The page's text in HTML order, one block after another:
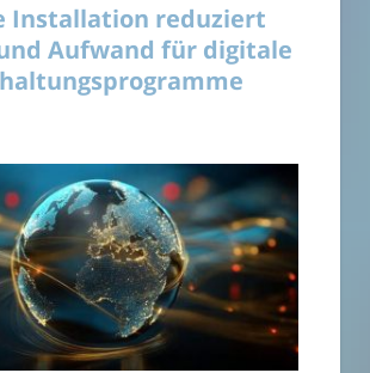
Installation reduziert
Aufwand für digitale